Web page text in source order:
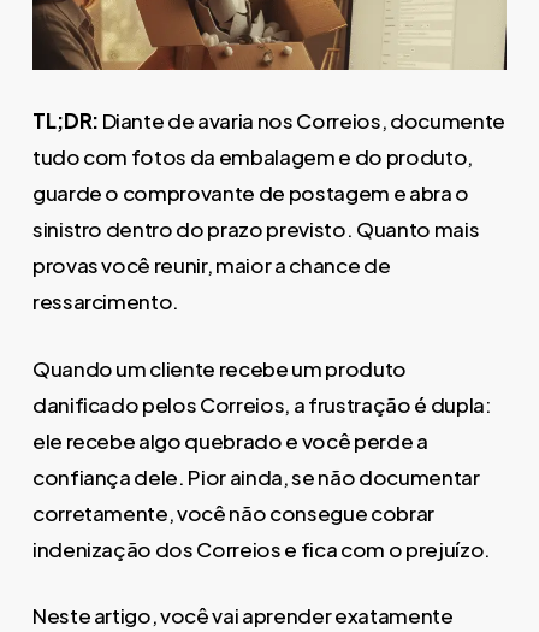
TL;DR: Diante de avaria nos Correios, documente
tudo com fotos da embalagem e do produto,
guarde o comprovante de postagem e abra o
sinistro dentro do prazo previsto. Quanto mais
provas você reunir, maior a chance de
ressarcimento.
Quando um cliente recebe um produto
danificado pelos Correios, a frustração é dupla:
ele recebe algo quebrado e você perde a
confiança dele. Pior ainda, se não documentar
corretamente, você não consegue cobrar
indenização dos Correios e fica com o prejuízo.
Neste artigo, você vai aprender exatamente